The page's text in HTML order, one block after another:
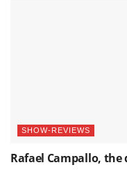
SHOW-REVIEWS
Rafael Campallo, the